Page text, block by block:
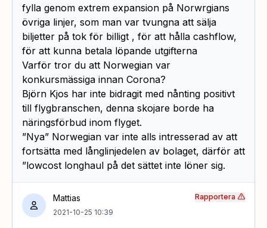
fylla genom extrem expansion på Norwrgians
övriga linjer, som man var tvungna att sälja
biljetter på tok för billigt , för att hålla cashflow,
för att kunna betala löpande utgifterna
Varför tror du att Norwegian var
konkursmässiga innan Corona?
Björn Kjos har inte bidragit med nånting positivt
till flygbranschen, denna skojare borde ha
näringsförbud inom flyget.
”Nya” Norwegian var inte alls intresserad av att
fortsätta med långlinjedelen av bolaget, därför att
”lowcost longhaul på det sättet inte löner sig.
Mattias
2021-10-25 10:39
Rapportera